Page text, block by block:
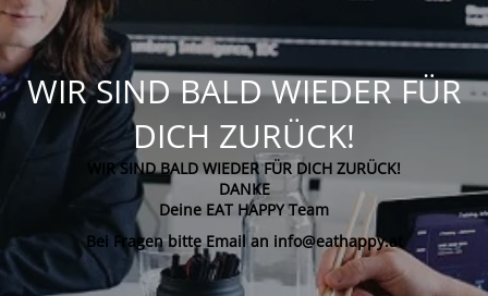
WIR SIND BALD WIEDER FÜR
DICH ZURÜCK!
WIR SIND BALD WIEDER FÜR DICH ZURÜCK!
DANKE
Deine EAT HAPPY Team
Bei Fragen bitte Email an info@eathappy.at